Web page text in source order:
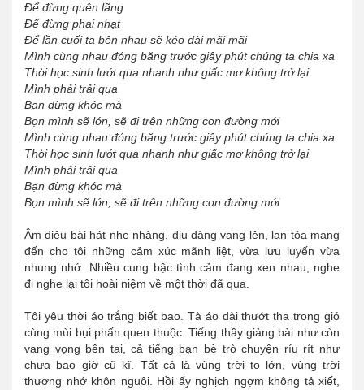
Để đừng quên lãng
Để đừng phai nhạt
Để lần cuối ta bên nhau sẽ kéo dài mãi mãi
Mình cùng nhau đóng băng trước giây phút chúng ta chia xa
Thời học sinh lướt qua nhanh như giấc mơ không trở lại
Mình phải trải qua
Bạn đừng khóc mà
Bọn mình sẽ lớn, sẽ đi trên những con đường mới
Mình cùng nhau đóng băng trước giây phút chúng ta chia xa
Thời học sinh lướt qua nhanh như giấc mơ không trở lại
Mình phải trải qua
Bạn đừng khóc mà
Bọn mình sẽ lớn, sẽ đi trên những con đường mới
Âm điệu bài hát nhẹ nhàng, dịu dàng vang lên, lan tỏa mang
đến cho tôi những cảm xúc mãnh liệt, vừa lưu luyến vừa
nhung nhớ. Nhiều cung bậc tình cảm đang xen nhau, nghe
đi nghe lại tôi hoài niệm về một thời đã qua.
Tôi yêu thời áo trắng biết bao. Tà áo dài thướt tha trong gió
cùng mùi bụi phấn quen thuộc. Tiếng thầy giảng bài như còn
vang vọng bên tai, cả tiếng bạn bè trò chuyện ríu rít như
chưa bao giờ cũ kĩ. Tất cả là vùng trời to lớn, vùng trời
thương nhớ khôn nguôi. Hồi ấy nghịch ngợm không tả xiết,